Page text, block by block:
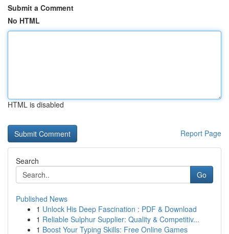
Submit a Comment
No HTML
HTML is disabled
Report Page
Search
Go
Published News
1 Unlock His Deep Fascination : PDF & Download
1 Reliable Sulphur Supplier: Quality & Competitiv...
1 Boost Your Typing Skills: Free Online Games